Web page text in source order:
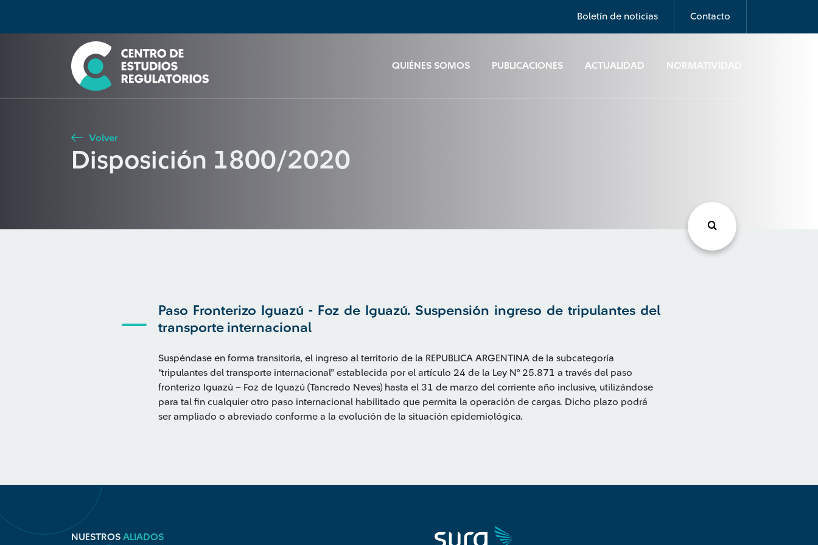
Boletín de noticias Contacto
QUIÉNES SOMOS PUBLICACIONES ACTUALIDAD NORMATIVIDAD
Seleccione país
Buscar
Volver
Disposición 1800/2020
Paso Fronterizo Iguazú - Foz de Iguazú. Suspensión ingreso de tripulantes del
transporte internacional
Suspéndase en forma transitoria, el ingreso al territorio de la REPUBLICA ARGENTINA de la subcategoría
“tripulantes del transporte internacional” establecida por el artículo 24 de la Ley N° 25.871 a través del paso
fronterizo Iguazú – Foz de Iguazú (Tancredo Neves) hasta el 31 de marzo del corriente año inclusive, utilizándose
para tal fin cualquier otro paso internacional habilitado que permita la operación de cargas. Dicho plazo podrá
ser ampliado o abreviado conforme a la evolución de la situación epidemiológica.
NUESTROS ALIADOS